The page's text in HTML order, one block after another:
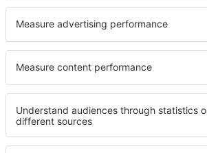
cuenta, puedes contactar con el centro de
Cada usuario tiene derecho a abrir una
verificación inicial.
Tengas o no una cuenta en el sitio web
solicitar un servicio de acuerdo con las